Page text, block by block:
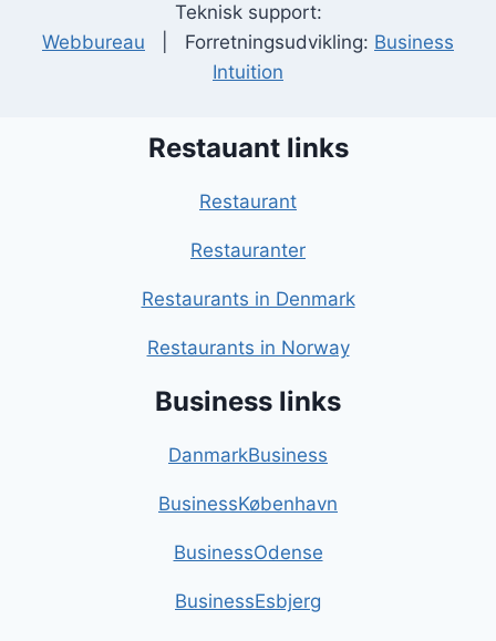
Teknisk support:
Webbureau | Forretningsudvikling: Business
Intuition
Restauant links
Restaurant
Restauranter
Restaurants in Denmark
Restaurants in Norway
Business links
DanmarkBusiness
BusinessKøbenhavn
BusinessOdense
BusinessEsbjerg